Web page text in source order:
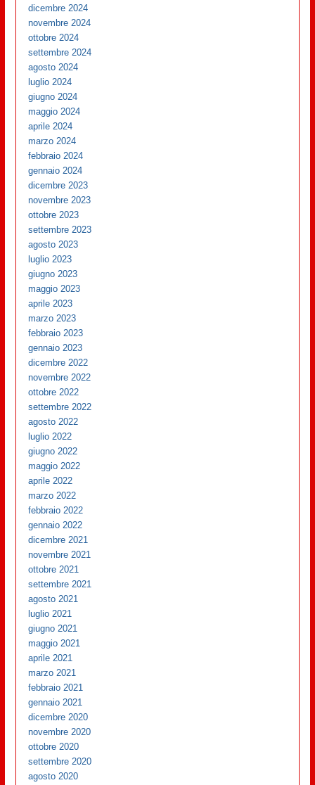
dicembre 2024
novembre 2024
ottobre 2024
settembre 2024
agosto 2024
luglio 2024
giugno 2024
maggio 2024
aprile 2024
marzo 2024
febbraio 2024
gennaio 2024
dicembre 2023
novembre 2023
ottobre 2023
settembre 2023
agosto 2023
luglio 2023
giugno 2023
maggio 2023
aprile 2023
marzo 2023
febbraio 2023
gennaio 2023
dicembre 2022
novembre 2022
ottobre 2022
settembre 2022
agosto 2022
luglio 2022
giugno 2022
maggio 2022
aprile 2022
marzo 2022
febbraio 2022
gennaio 2022
dicembre 2021
novembre 2021
ottobre 2021
settembre 2021
agosto 2021
luglio 2021
giugno 2021
maggio 2021
aprile 2021
marzo 2021
febbraio 2021
gennaio 2021
dicembre 2020
novembre 2020
ottobre 2020
settembre 2020
agosto 2020